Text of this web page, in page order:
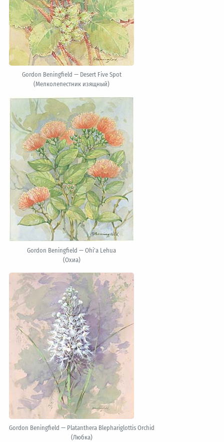
Gordon Beningfield — Desert Five Spot
(Мелколепестник изящный)
Gordon Beningfield — Ohi'a Lehua
(Охиа)
Gordon Beningfield — Platanthera Blephariglottis Orchid
(Любка)